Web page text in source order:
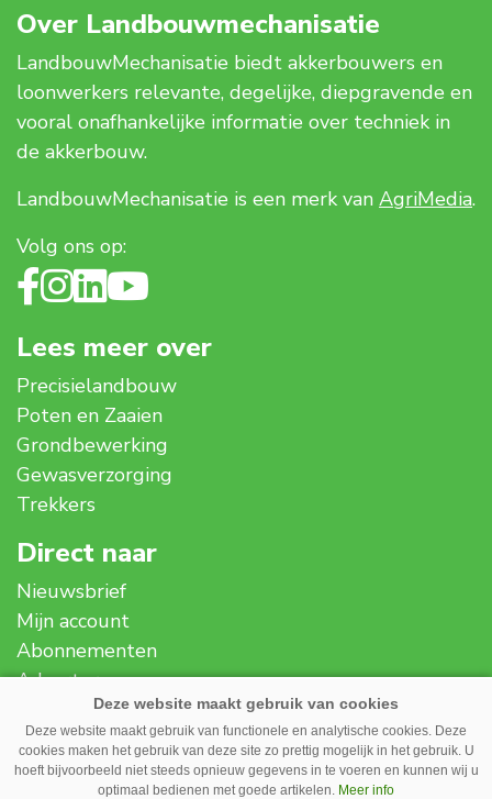
Over Landbouwmechanisatie
LandbouwMechanisatie biedt akkerbouwers en
loonwerkers relevante, degelijke, diepgravende en
vooral onafhankelijke informatie over techniek in
de akkerbouw.
LandbouwMechanisatie is een merk van AgriMedia.
Volg ons op:
Lees meer over
Precisielandbouw
Poten en Zaaien
Grondbewerking
Gewasverzorging
Trekkers
Direct naar
Nieuwsbrief
Mijn account
Abonnementen
Adverteren
Over ons
Contact
Disclaimer
Deze website maakt gebruik van functionele en analytische cookies. Deze
cookies maken het gebruik van deze site zo prettig mogelijk in het gebruik. U
hoeft bijvoorbeeld niet steeds opnieuw gegevens in te voeren en kunnen wij u
optimaal bedienen met goede artikelen. Meer info